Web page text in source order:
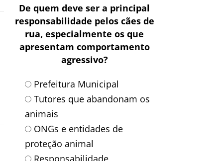
De quem deve ser a principal
responsabilidade pelos cães de
rua, especialmente os que
apresentam comportamento
agressivo?
Prefeitura Municipal
Tutores que abandonam os
animais
ONGs e entidades de
proteção animal